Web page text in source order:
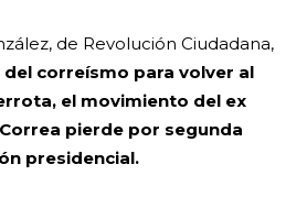
de Revolución Ciudadana,
correísmo para volver al
el movimiento del ex
pierde por segunda
presidencial.